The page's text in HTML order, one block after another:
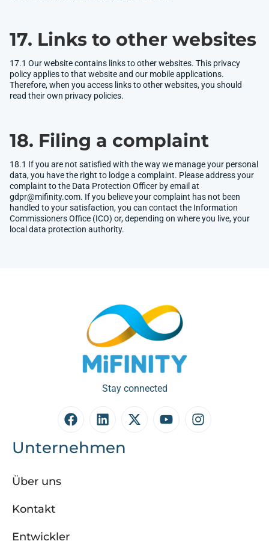
17. Links to other websites
17.1 Our website contains links to other websites. This privacy
policy applies to that website and our mobile applications.
Therefore, when you access links to other websites, you should
read their own privacy policies.
18. Filing a complaint
18.1 If you are not satisfied with the way we manage your personal
data, you have the right to lodge a complaint. Please address your
complaint to the Data Protection Officer by email at
gdpr@mifinity.com. If you believe your complaint has not been
handled to your satisfaction, you can contact the Information
Commissioners Office (ICO) or, depending on where you live, your
local data protection authority.
Stay connected
Unternehmen
Über uns
Kontakt
Entwickler